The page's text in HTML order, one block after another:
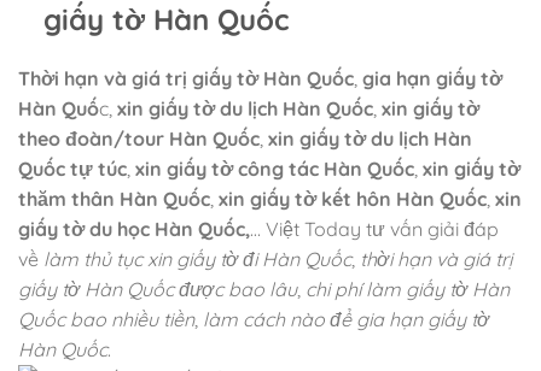
giấy tờ Hàn Quốc
Thời hạn và giá trị giấy tờ Hàn Quốc gia hạn giấy tờ
Hàn Quốc, xin giấy tờ du lịch Hàn Quốc xin giấy tờ
theo đoàn/tour Hàn Quốc xin giấy tờ du lịch Hàn
Quốc tự túc xin giấy tờ công tác Hàn Quốc xin giấy tờ
thăm thân Hàn Quốc xin giấy tờ kết hôn Hàn Quốc xin
giấy tờ du học Hàn Quốc,… Việt Today tư vấn giải đáp
về làm thủ tục xin giấy tờ đi Hàn Quốc, thời hạn và giá trị
giấy tờ Hàn Quốc được bao lâu, chi phí làm giấy tờ Hàn
Quốc bao nhiều tiền, làm cách nào để gia hạn giấy tờ
Hàn Quốc.